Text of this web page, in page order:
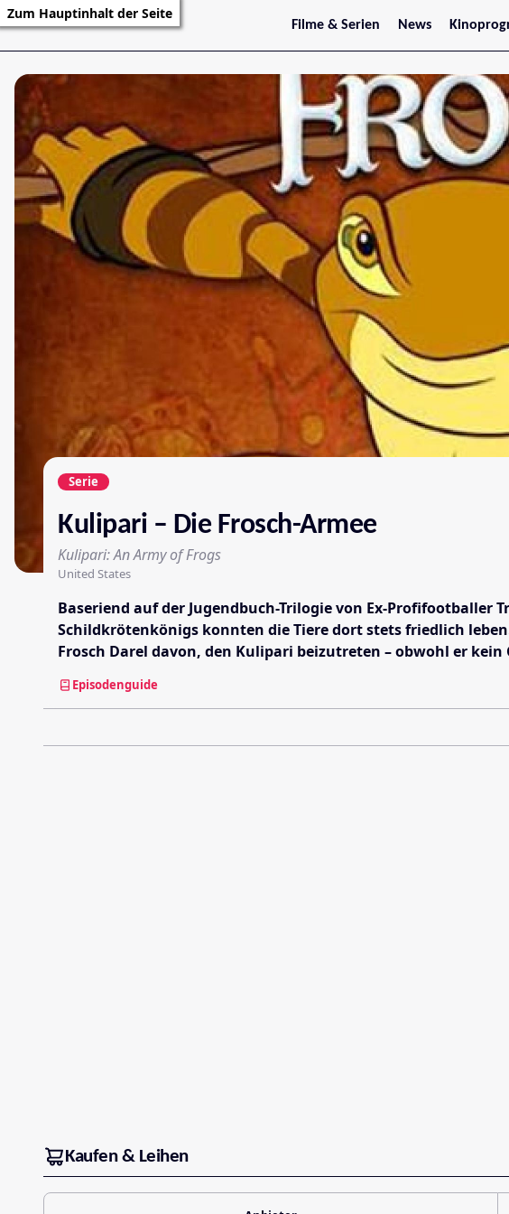
Zum Hauptinhalt der Seite
Filme & Serien
Trailer
Filmarchiv
Serienarchiv
News
Stars
Jetzt im
Wien
Kärnten
Salzburg
Serie
Kulipari – Die Frosch-Armee
Kulipari: An Army of Frogs
United States
Baseriend auf der Jugendbuch-Trilogie von Ex-
Schildkrötenkönigs konnten die Tiere dort stets friedlich
Frosch Darel davon, den Kulipari beizutreten – obwohl er
Episodenguide
Kaufen & Leihen